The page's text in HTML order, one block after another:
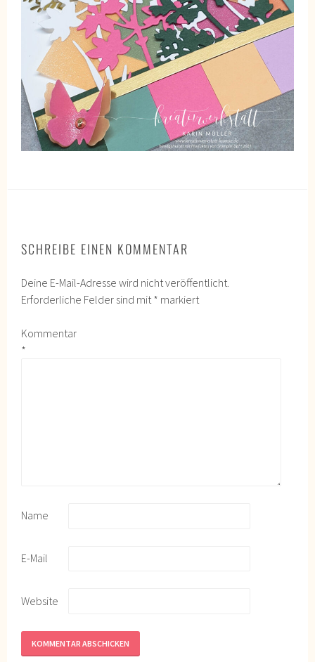
SCHREIBE EINEN KOMMENTAR
Deine E-Mail-Adresse wird nicht veröffentlicht.
Erforderliche Felder sind mit* markiert
Kommentar
*
Name
E-Mail
Website